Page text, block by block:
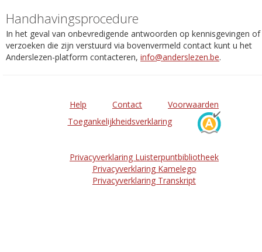
Handhavingsprocedure
In het geval van onbevredigende antwoorden op kennisgevingen of
verzoeken die zijn verstuurd via bovenvermeld contact kunt u het
Anderslezen-platform contacteren, info@anderslezen.be.
Help Contact
Voorwaarden
Toegankelijkheidsverklaring
Privacyverklaring Luisterpuntbibliotheek
Privacyverklaring Kamelego
Privacyverklaring Transkript